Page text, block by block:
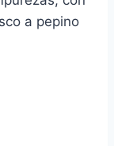
a pepino